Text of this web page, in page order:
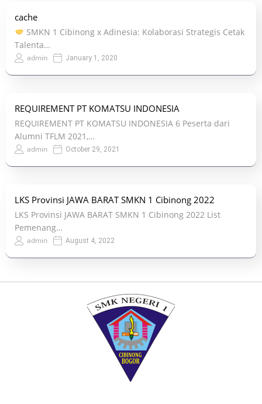
cache
SMKN 1 Cibinong x Adinesia: Kolaborasi Strategis Cetak
Talenta…
admin January 1, 2020
REQUIREMENT PT KOMATSU INDONESIA
REQUIREMENT PT KOMATSU INDONESIA 6 Peserta dari
Alumni TFLM 2021,…
admin October 29, 2021
LKS Provinsi JAWA BARAT SMKN 1 Cibinong 2022
LKS Provinsi JAWA BARAT SMKN 1 Cibinong 2022 List
Pemenang…
admin August 4, 2022